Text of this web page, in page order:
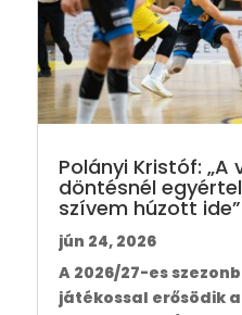
Polányi Kristóf: „A
döntésnél
szívem húzott ide”
jún 24, 2026
A 2026/27-es
játékossal erősödik